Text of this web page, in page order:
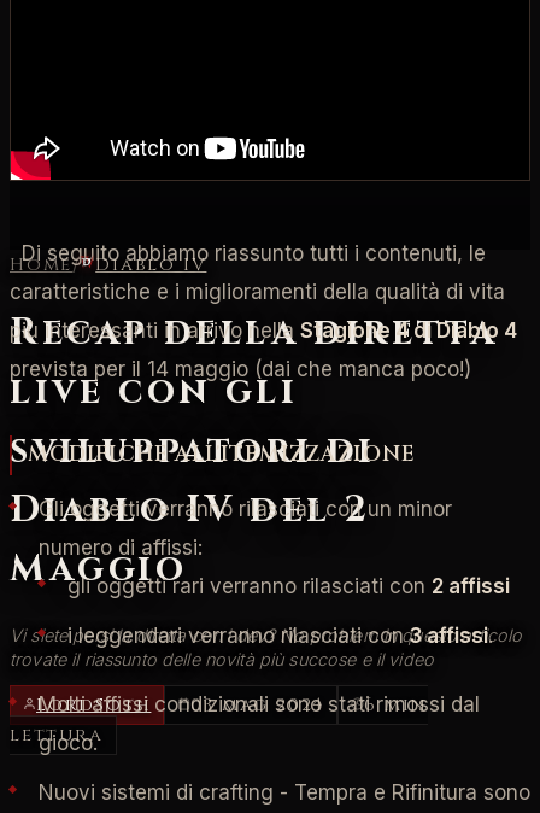
Home/ Diablo IV
Recap della diretta
live con gli
sviluppatori di
Diablo IV del 2
Maggio
Vi siete persi la diretta con i dev? No problem in questo articolo
trovate il riassunto delle novità più succose e il video
LordSoth 03 mag 2024
6 min
lettura
Di seguito abbiamo riassunto tutti i contenuti, le
caratteristiche e i miglioramenti della qualità di vita
più interessanti in arrivo nella Stagione 4 di Diablo 4
prevista per il 14 maggio (dai che manca poco!)
MODIFICHE ALL'ITEMIZZAZIONE
Gli oggetti verranno rilasciati con un minor
numero di affissi:
gli oggetti rari verranno rilasciati con 2 affissi
i leggendari verranno rilasciati con3 affissi.
Molti affissi condizionali sono stati rimossi dal
gioco.
Nuovi sistemi di crafting - Tempra e Rifinitura sono